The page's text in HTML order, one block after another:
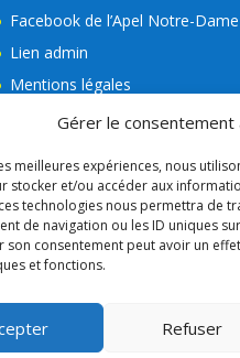
Gérer le consentement
meilleures expériences, nous
stocker et/ou accéder aux
technologies nous permettra de
de navigation ou les ID uniques
son consentement peut avoir un
et fonctions.
Refuser
Facebook de l’Apel Notre-Dame
Lien admin
Mentions légales
Nos partenaires
APEL